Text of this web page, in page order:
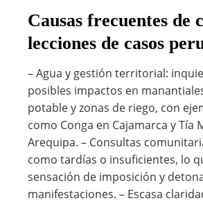
Causas frecuentes de
lecciones de casos
– Agua y gestión territorial:
posibles impactos en
potable y zonas de riego, con
como Conga en Cajamarca y Tía
Arequipa. – Consultas
como tardías o insuficientes, lo
sensación de imposición y
manifestaciones. – Escasa